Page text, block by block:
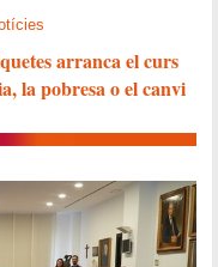
arranca el curs
la pobresa o el canvi